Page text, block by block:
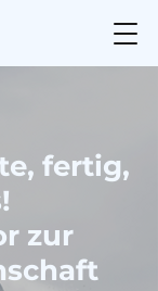
fertig,
zur